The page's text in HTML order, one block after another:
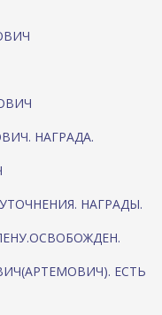
НАГРАДА.
НАГРАДЫ.
ЕСТЬ